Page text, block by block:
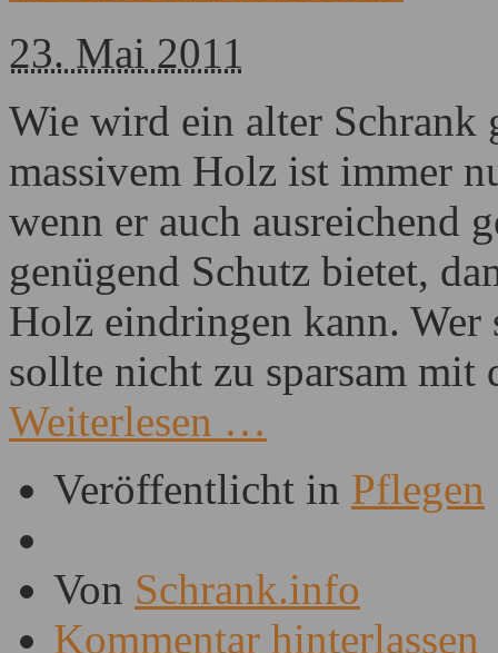
23. Mai 2011
Wie wird ein alter Schrank
massivem Holz ist immer
wenn er auch ausreichend
genügend Schutz bietet,
Holz eindringen kann. Wer
sollte nicht zu sparsam mit
Weiterlesen …
Veröffentlicht in Pflegen
Von Schrank.info
Kommentar hinterlassen